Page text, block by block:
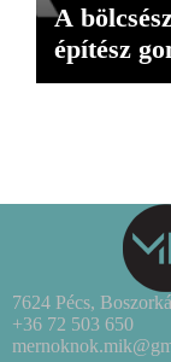
A
építész
7624 Pécs,
+36 72 503 650